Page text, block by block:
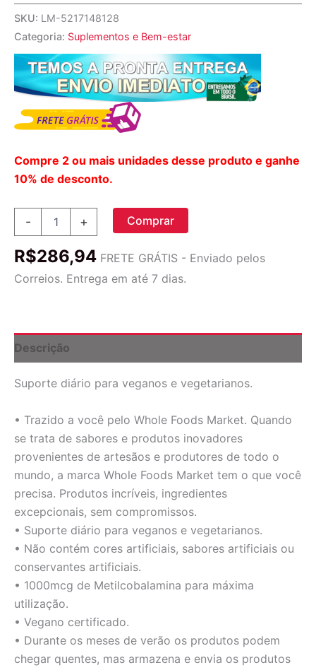
SKU: LM-5217148128
Categoria: Suplementos e Bem-estar
Compre 2 ou mais unidades desse produto e ganhe
10% de desconto.
-
Foods
Pastilhas
1000,
Sabor
+ Comprar
R$286,94 FRETE GRÁTIS - Enviado pelos
Correios. Entrega em até 7 dias.
Descrição
Suporte diário para veganos e vegetarianos.
• Trazido a você pelo Whole Foods Market. Quando
se trata de sabores e produtos inovadores
provenientes de artesãos e produtores de todo o
mundo, a marca Whole Foods Market tem o que você
precisa. Produtos incríveis, ingredientes
excepcionais, sem compromissos.
• Suporte diário para veganos e vegetarianos.
• Não contém cores artificiais, sabores artificiais ou
conservantes artificiais.
• 1000mcg de Metilcobalamina para máxima
utilização.
• Vegano certificado.
• Durante os meses de verão os produtos podem
chegar quentes, mas armazena e envia os produtos